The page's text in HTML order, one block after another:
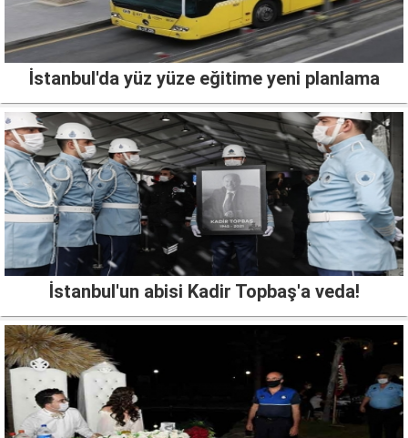
İstanbul'da yüz yüze eğitime yeni planlama
İstanbul'un abisi Kadir Topbaş'a veda!